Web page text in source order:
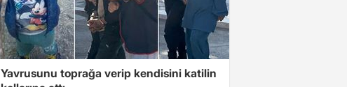
Yavrusunu toprağa verip kendisini katilin